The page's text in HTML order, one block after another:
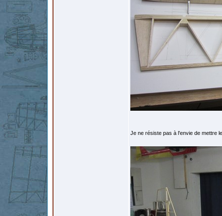
Je ne résiste pas à l'envie de mettre